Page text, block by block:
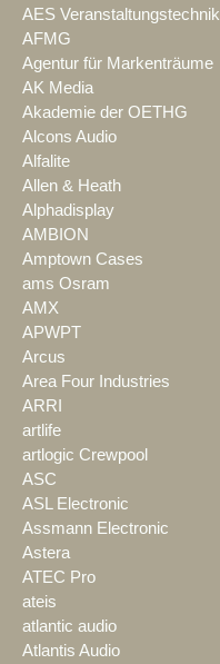
AES Veranstaltungstechnik
AFMG
Agentur für Markenträume
AK Media
Akademie der OETHG
Alcons Audio
Alfalite
Allen & Heath
Alphadisplay
AMBION
Amptown Cases
ams Osram
AMX
APWPT
Arcus
Area Four Industries
ARRI
artlife
artlogic Crewpool
ASC
ASL Electronic
Assmann Electronic
Astera
ATEC Pro
ateis
atlantic audio
Atlantis Audio